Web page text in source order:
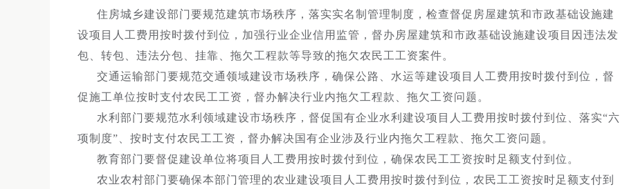
住房城乡建设部门要规范建筑市场秩序，落实实名制管理制度，检查督促房屋建筑和市政基础设施建
设项目人工费用按时拨付到位，加强行业企业信用监管，督办房屋建筑和市政基础设施建设项目因违法发
包、转包、违法分包、挂靠、拖欠工程款等导致的拖欠农民工工资案件。
交通运输部门要规范交通领域建设市场秩序，确保公路、水运等建设项目人工费用按时拨付到位，督
促施工单位按时支付农民工工资，督办解决行业内拖欠工程款、拖欠工资问题。
水利部门要规范水利领域建设市场秩序，督促国有企业水利建设项目人工费用按时拨付到位、落实“六
项制度”、按时支付农民工工资，督办解决国有企业涉及行业内拖欠工程款、拖欠工资问题。
教育部门要督促建设单位将项目人工费用按时拨付到位，确保农民工工资按时足额支付到位。
农业农村部门要确保本部门管理的农业建设项目人工费用按时拨付到位，农民工工资按时足额支付到